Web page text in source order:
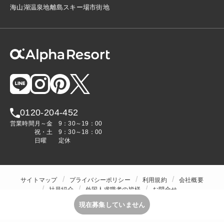
海山湖温泉地離島スキー場市街地
0120-204-452
営業時間 月～金
9：30～19：00
祝・土
9：30～18：00
日曜
定休
サイトマップ プライバシーポリシー 利用規約
会社概要
社員紹介
外国人求職者の皆様
お問合せ
現在募集していません